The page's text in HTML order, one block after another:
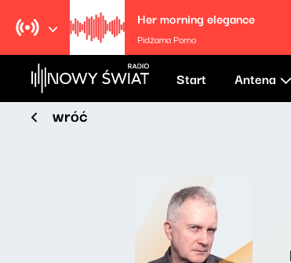
Her morning elegance
Pidżama Porno
Start Antena
wróć